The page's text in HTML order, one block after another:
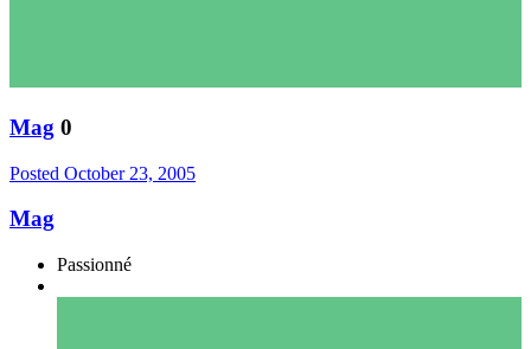
Mag 0
Posted October 23, 2005
Mag
Passionné